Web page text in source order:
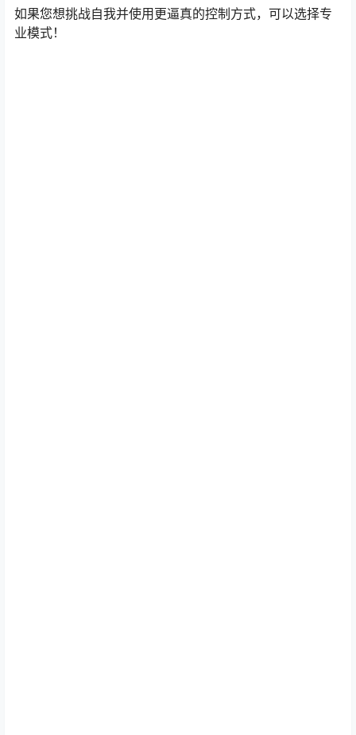
如果您想挑战自我并使用更逼真的控制方式，可以选择专
业模式！